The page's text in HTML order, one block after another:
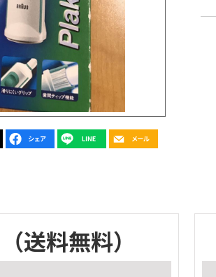
（送料無料）